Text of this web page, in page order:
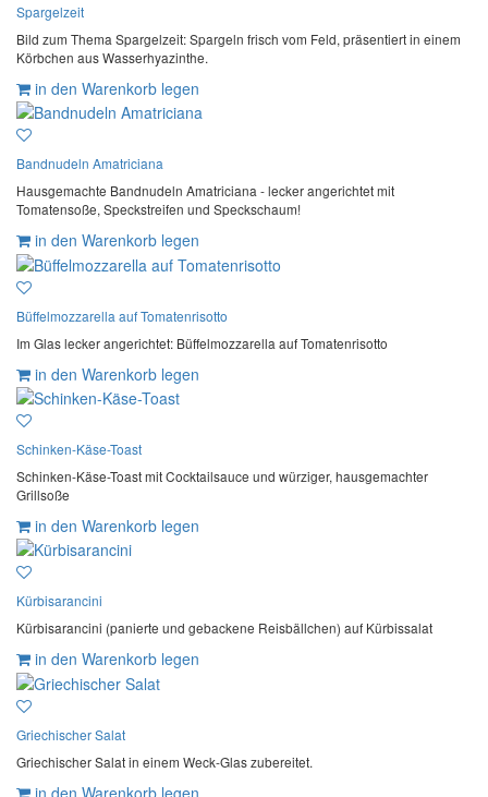
Spargelzeit
Bild zum Thema Spargelzeit: Spargeln frisch vom Feld, präsentiert in einem
Körbchen aus Wasserhyazinthe.
in den Warenkorb legen
Bandnudeln Amatriciana
Hausgemachte Bandnudeln Amatriciana - lecker angerichtet mit
Tomatensoße, Speckstreifen und Speckschaum!
in den Warenkorb legen
Büffelmozzarella auf Tomatenrisotto
Im Glas lecker angerichtet: Büffelmozzarella auf Tomatenrisotto
in den Warenkorb legen
Schinken-Käse-Toast
Schinken-Käse-Toast mit Cocktailsauce und würziger, hausgemachter
Grillsoße
in den Warenkorb legen
Kürbisarancini
Kürbisarancini (panierte und gebackene Reisbällchen) auf Kürbissalat
in den Warenkorb legen
Griechischer Salat
Griechischer Salat in einem Weck-Glas zubereitet.
in den Warenkorb legen